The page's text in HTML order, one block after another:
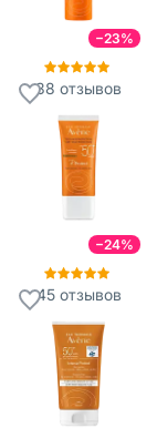
−23%
38 отзывов
−24%
45отзывов